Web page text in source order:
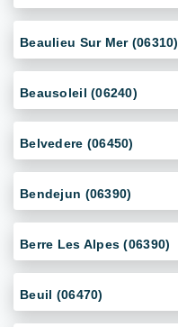
Beaulieu Sur Mer (06310)
Beausoleil (06240)
Belvedere (06450)
Bendejun (06390)
Berre Les Alpes (06390)
Beuil (06470)